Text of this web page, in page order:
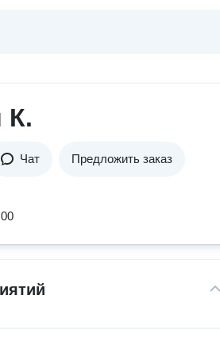
К.
Чат Предложить заказ